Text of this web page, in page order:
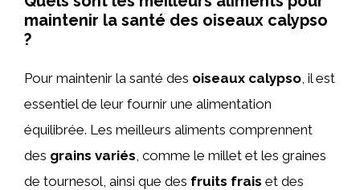
maintenir la santé des oiseaux calypso
?
Pour maintenir la santé des oiseaux calypso , il est
essentiel de leur fournir une alimentation
équilibrée. Les meilleurs aliments comprennent
des grains variés , comme le millet et les graines
de tournesol, ainsi que des fruits frais et des